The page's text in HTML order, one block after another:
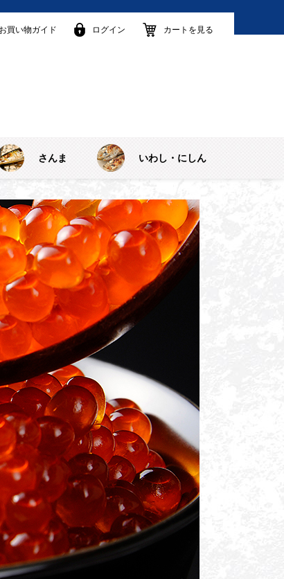
お買い物ガイド
ログイン カートを見る
さんま いわし・にしん